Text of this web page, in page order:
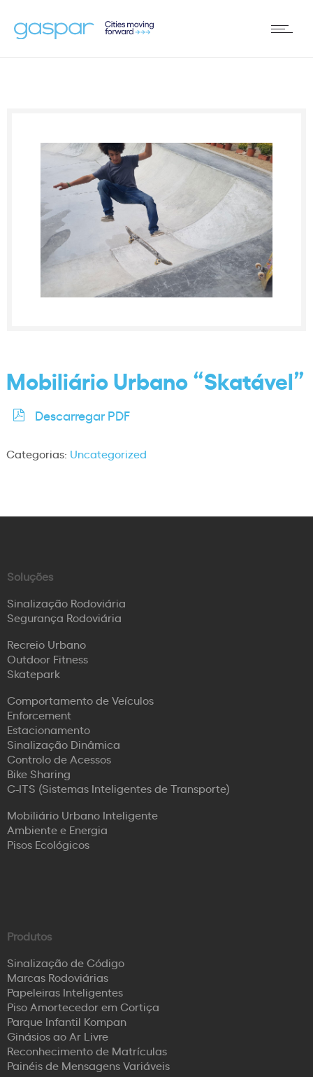
Mobiliário Urbano “Skatável”
Descarregar PDF
Categorias: Uncategorized
Soluções
Sinalização Rodoviária
Segurança Rodoviária
Recreio Urbano
Outdoor Fitness
Skatepark
Comportamento de Veículos
Enforcement
Estacionamento
Sinalização Dinâmica
Controlo de Acessos
Bike Sharing
C-ITS (Sistemas Inteligentes de Transporte)
Mobiliário Urbano Inteligente
Ambiente e Energia
Pisos Ecológicos
Produtos
Sinalização de Código
Marcas Rodoviárias
Papeleiras Inteligentes
Piso Amortecedor em Cortiça
Parque Infantil Kompan
Ginásios ao Ar Livre
Reconhecimento de Matrículas
Painéis de Mensagens Variáveis